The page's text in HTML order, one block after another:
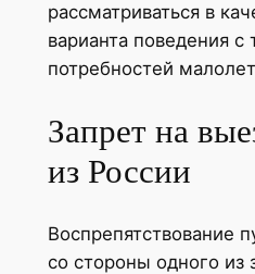
рассматриваться в
варианта поведения с
потребностей
Запрет на
из России
Воспрепятствование
со стороны одного из